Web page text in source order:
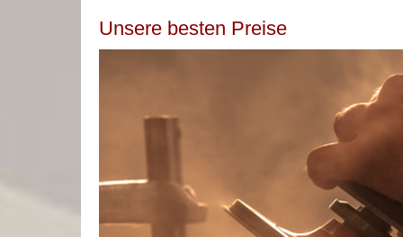
Unsere besten Preise